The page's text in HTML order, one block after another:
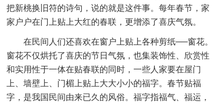
把新桃换旧符的诗句，说的就是这件事。每年春节，家
家户户在门上贴上大红的春联，更增添了喜庆气氛。
在民间人们还喜欢在窗户上贴上各种剪纸──窗花。
窗花不仅烘托了喜庆的节日气氛，也集装饰性、欣赏性
和实用性于一体在贴春联的同时，一些人家要在屋门
上、墙壁上、门楣上贴上大大小小的福字。春节贴福
字，是我国民间由来已久的风俗。福字指福气、福运，